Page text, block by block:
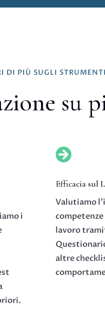
DI PIÙ SUGLI STRUMENTI
su
i

Efficacia sul
Valutiamo
lavoro
altre